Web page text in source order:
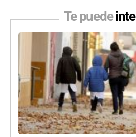
Te puede